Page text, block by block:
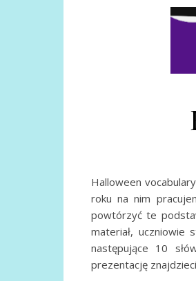
Halloween
roku na nim
powtórzyć te
materiał, uczniowie
następujące 10
prezentację